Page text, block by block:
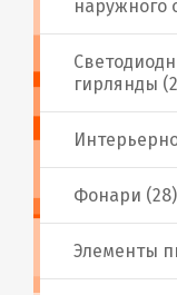
Фонари (28)
гирлянды
наружного
Элементы